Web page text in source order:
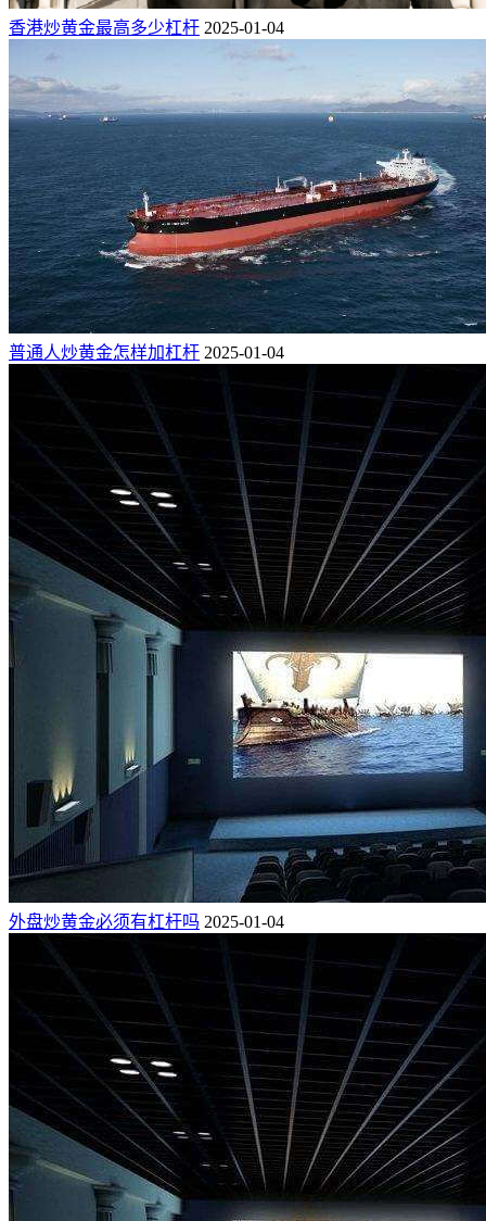
香港炒黄金最高多少杠杆 2025-01-04
普通人炒黄金怎样加杠杆 2025-01-04
外盘炒黄金必须有杠杆吗 2025-01-04